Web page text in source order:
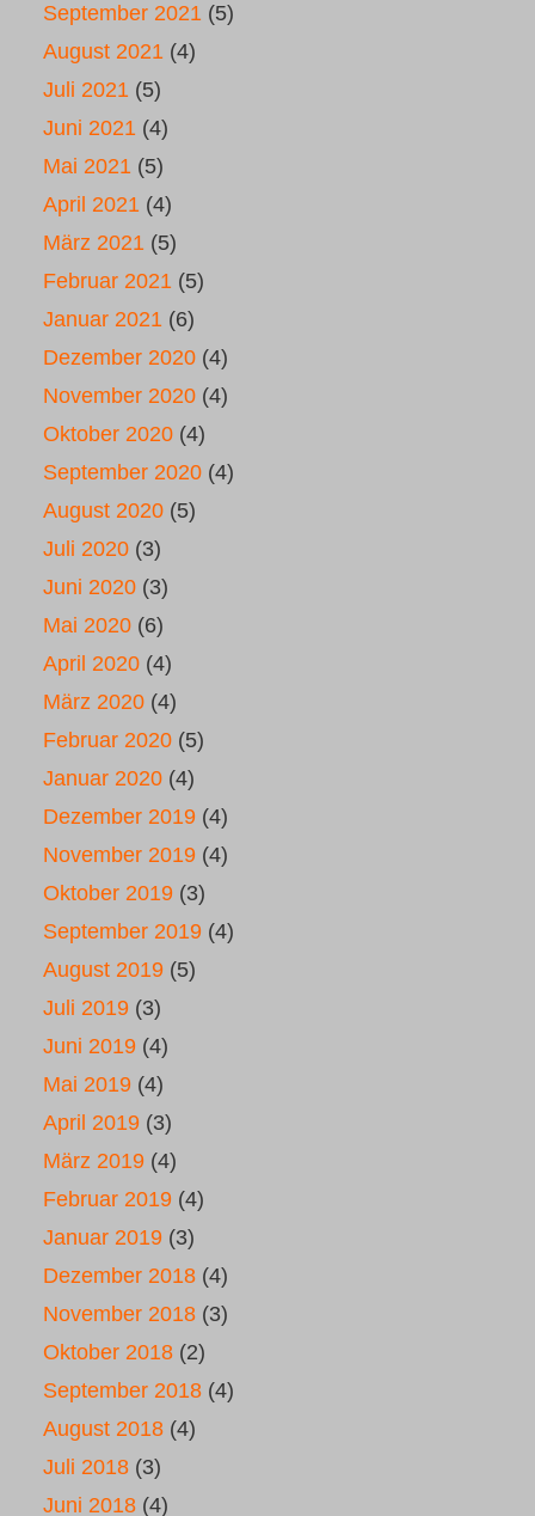
September 2021 (5)
August 2021 (4)
Juli 2021 (5)
Juni 2021 (4)
Mai 2021 (5)
April 2021 (4)
März 2021 (5)
Februar 2021 (5)
Januar 2021 (6)
Dezember 2020 (4)
November 2020 (4)
Oktober 2020 (4)
September 2020 (4)
August 2020 (5)
Juli 2020 (3)
Juni 2020 (3)
Mai 2020 (6)
April 2020 (4)
März 2020 (4)
Februar 2020 (5)
Januar 2020 (4)
Dezember 2019 (4)
November 2019 (4)
Oktober 2019 (3)
September 2019 (4)
August 2019 (5)
Juli 2019 (3)
Juni 2019 (4)
Mai 2019 (4)
April 2019 (3)
März 2019 (4)
Februar 2019 (4)
Januar 2019 (3)
Dezember 2018 (4)
November 2018 (3)
Oktober 2018 (2)
September 2018 (4)
August 2018 (4)
Juli 2018 (3)
Juni 2018 (4)